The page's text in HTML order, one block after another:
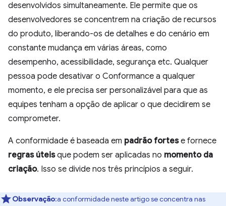
desenvolvidos simultaneamente. Ele permite que os
desenvolvedores se concentrem na criação de recursos
do produto, liberando-os de detalhes e do cenário em
constante mudança em várias áreas, como
desempenho, acessibilidade, segurança etc. Qualquer
pessoa pode desativar o Conformance a qualquer
momento, e ele precisa ser personalizável para que as
equipes tenham a opção de aplicar o que decidirem se
comprometer.
A conformidade é baseada em padrão fortese fornece
regras úteisque podem ser aplicadas no momento da
criação. Isso se divide nos três princípios a seguir.
Observação:a conformidade neste artigo se concentra nas